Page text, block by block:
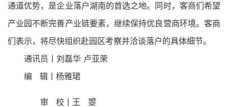
通道优势，是企业落户湖南的首选之地。同时，客商们希望
产业园不断完善产业链要素，继续保持优良营商环境。客商
们表示，将尽快组织赴园区考察并洽谈落户的具体细节。
通讯员丨刘磊华 卢亚荣
编 辑丨杨雅珺
审 校丨王 曌